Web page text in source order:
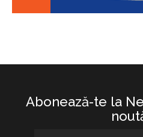
Abonează-te la